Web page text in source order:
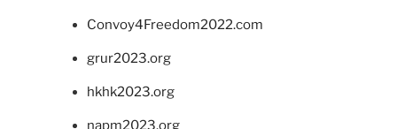
Convoy4Freedom2022.com
grur2023.org
hkhk2023.org
napm2023.org